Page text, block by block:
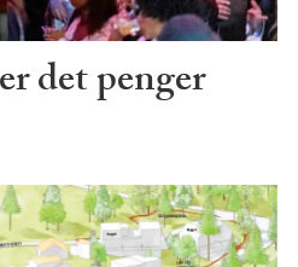
det penger